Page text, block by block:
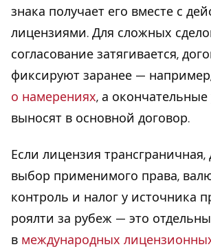
знака получает его вместе с
лицензиями. Для сложных
согласование затягивается,
фиксируют заранее —
о намерениях, а окончательные
выносят в основной договор.
Если лицензия трансграничная,
выбор применимого права,
контроль и налог у источника
роялти за рубеж — это
в международных